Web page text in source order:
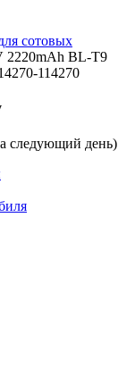
сотовых
2220mAh BL-T9
114270
следующий день)